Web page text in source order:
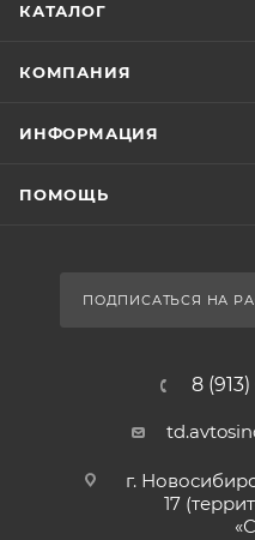
КАТАЛОГ
КОМПАНИЯ
ИНФОРМАЦИЯ
ПОМОЩЬ
ПОДПИСАТЬСЯ НА
8
г.
17